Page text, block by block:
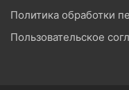
Политика обработки
Пользовательское